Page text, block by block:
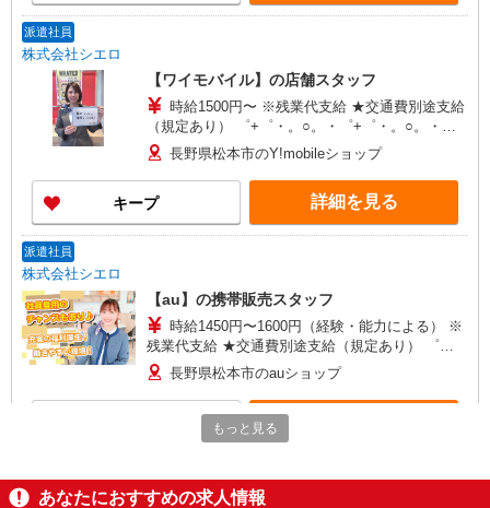
派遣社員
株式会社シエロ
【ワイモバイル】の店舗スタッフ
時給1500円〜 ※残業代支給 ★交通費別途支給
（規定あり） ゜+゜・。○。・゜+゜・。○。・゜
+゜ 入社祝い金10万円支給(規定有) お友達を紹介
頂くと, インセンティブ支給(規定有) ★月2回払
い・週払い可能（規程有）★ ゜・。○。・゜
+゜・。○。・゜+゜
長野県松本市のY!mobileショップ
キープ 詳細を見る
派遣社員
株式会社シエロ
【au】の携帯販売スタッフ
時給1450円〜1600円（経験・能力による） ※
残業代支給 ★交通費別途支給（規定あり） ゜
+゜・。○。・゜+゜・。○。・゜+゜ 入社祝い金10
万円支給(規定有) お友達を紹介頂くと, インセンテ
ィブ支給(規定有) ★月2回払い・週払い可能（規程
有）★ ゜・。○。・゜+゜・。○。・゜+゜
長野県松本市のauショップ
株式会社シエロ
もっと見る
あなたにおすすめの求人情報